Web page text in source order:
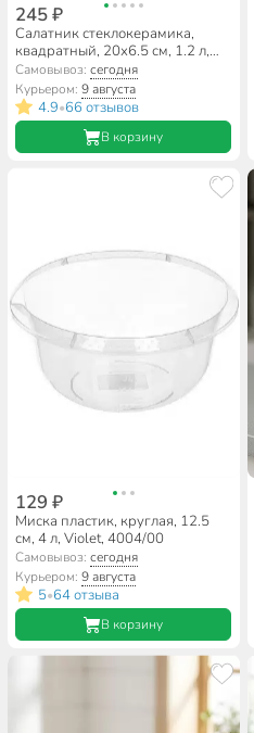
245 ₽
Салатник стеклокерамика,
квадратный, 20х6.5 см, 1.2 л,
Белый Квадро, Daniks, FFW-
90/NFW90T
Самовывоз:сегодня
Курьером:9 августа
4.9•66 отзывов
В корзину
129 ₽
Миска пластик, круглая, 12.5
см, 4 л, Violet, 4004/00
Самовывоз:сегодня
Курьером:9 августа
5•64 отзыва
В корзину